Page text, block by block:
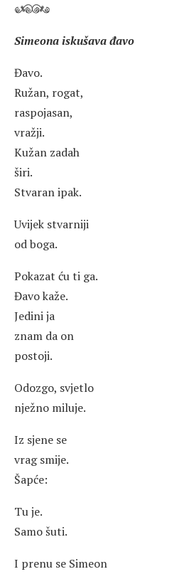
Simeona iskušava đavo
Đavo.
Ružan, rogat,
raspojasan,
vražji.
Kužan zadah
širi.
Stvaran ipak.
Uvijek stvarniji
od boga.
Pokazat ću ti ga.
Đavo kaže.
Jedini ja
znam da on
postoji.
Odozgo, svjetlo
nježno miluje.
Iz sjene se
vrag smije.
Šapće:
Tu je.
Samo šuti.
I prenu se Simeon